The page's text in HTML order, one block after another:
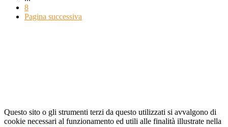
8
Pagina successiva
Questo sito o gli strumenti terzi da questo utilizzati si avvalgono di
cookie necessari al funzionamento ed utili alle finalità illustrate nella